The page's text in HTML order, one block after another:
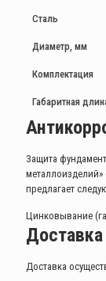
Сталь
Диаметр, мм
Комплектация
Габаритная
Защита
металлоизделий»
предлагает
Цинковывание
Доставка
Доставка